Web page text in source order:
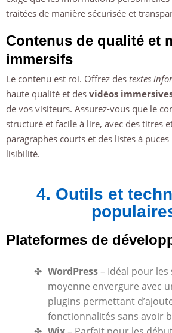
traitées de manière sécurisée et
Contenus de qualité et
immersifs
Le contenu est roi. Offrez des textes
haute qualité et des vidéos
de vos visiteurs. Assurez-vous que le
structuré et facile à lire, avec des titres
paragraphes courts et des listes à
lisibilité.
4. Outils et
Plateformes de
WordPress– Idéal pour
moyenne envergure avec
plugins permettant
fonctionnalités sans avoir